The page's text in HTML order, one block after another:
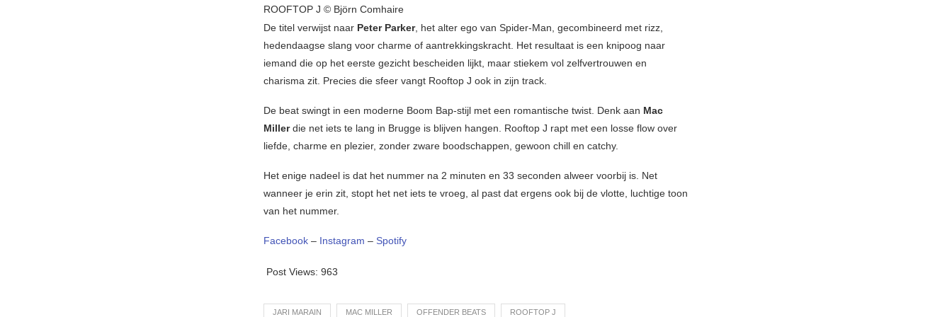
ROOFTOP J © Björn Comhaire
De titel verwijst naar Peter Parker, het alter ego van Spider-Man, gecombineerd met rizz,
hedendaagse slang voor charme of aantrekkingskracht. Het resultaat is een knipoog naar
iemand die op het eerste gezicht bescheiden lijkt, maar stiekem vol zelfvertrouwen en
charisma zit. Precies die sfeer vangt Rooftop J ook in zijn track.
De beat swingt in een moderne Boom Bap-stijl met een romantische twist. Denk aan Mac
Millerdie net iets te lang in Brugge is blijven hangen. Rooftop J rapt met een losse flow over
liefde, charme en plezier, zonder zware boodschappen, gewoon chill en catchy.
Het enige nadeel is dat het nummer na 2 minuten en 33 seconden alweer voorbij is. Net
wanneer je erin zit, stopt het net iets te vroeg, al past dat ergens ook bij de vlotte, luchtige toon
van het nummer.
Facebook – Instagram – Spotify
Post Views: 963
JARI MARAIN MAC MILLER OFFENDER BEATS ROOFTOP J